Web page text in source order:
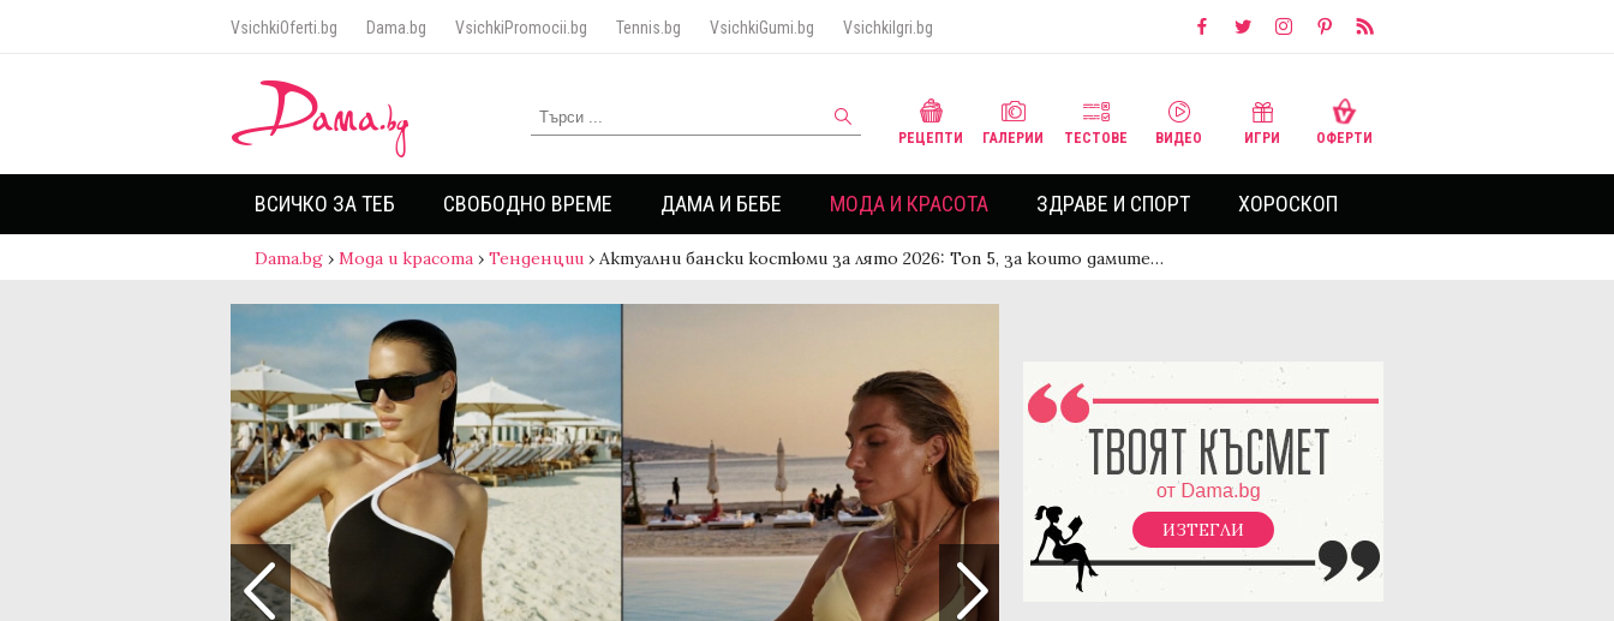
VsichkiOferti.bg Dama.bg VsichkiPromocii.bg Tennis.bg VsichkiGumi.bg VsichkiIgri.bg
РЕЦЕПТИ ГАЛЕРИИ ТЕСТОВЕ ВИДЕО ИГРИ ОФЕРТИ
ВСИЧКО ЗА ТЕБ СВОБОДНО ВРЕМЕ ДАМА И БЕБЕ МОДА И КРАСОТА ЗДРАВЕ И СПОРТ ХОРОСКОП
Dama.bg › Мода и красота › Тенденции › Актуални бански костюми за лято 2026: Топ 5, за които дамите…
ИЗТЕГЛИ